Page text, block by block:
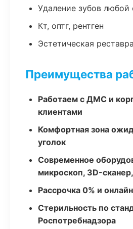
Удаление зубов любой
Кт, оптг, рентген
Эстетическая
Преимущества
Работаем с ДМС и
клиентами
Комфортная зона
уголок
Современное
микроскоп, 3D-
Рассрочка 0% и
Стерильность по
Роспотребнадзора